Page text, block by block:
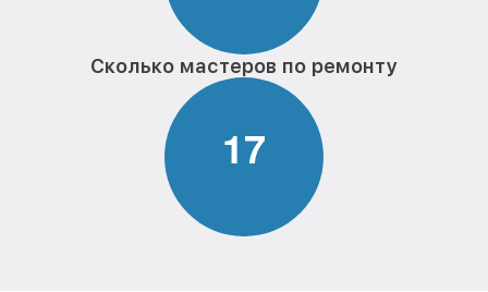
Сколько мастеров по ремонту
17